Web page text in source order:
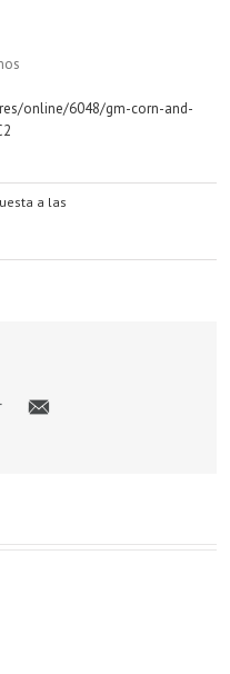
online/6048/gm-corn-and-
a las